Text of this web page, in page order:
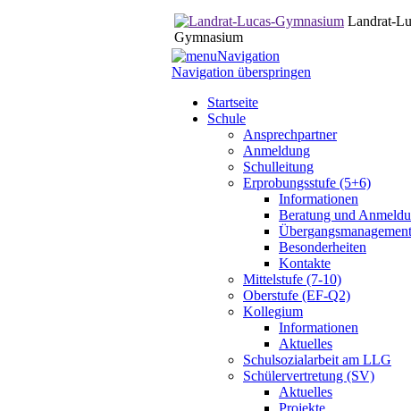
Landrat-
Gymnasium
Navigation
Navigation überspringen
Startseite
Schule
Ansprechpartner
Anmeldung
Schulleitung
Erprobungsstufe (5+6)
Informationen
Beratung und
Übergangsmanagement
Besonderheiten
Kontakte
Mittelstufe (7-10)
Oberstufe (EF-Q2)
Kollegium
Informationen
Aktuelles
Schulsozialarbeit am LLG
Schülervertretung (SV)
Aktuelles
Projekte